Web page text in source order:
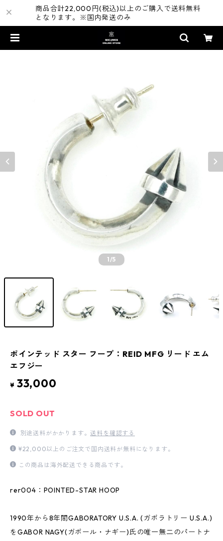
商品合計22,000円(税込)以上のご購入で送料無料
となります。※国内発送のみ
1/5
ポインテッド スター フープ：REID MFG リード エム
エフジー
¥ 33,000
SOLD OUT
別途送料がかかります。送料を確認する
¥22,000以上のご注文で国内送料が無料になります。
この商品は海外配送できる商品です。
rer004：POINTED-STAR HOOP
1990年から8年間GABORATORY U.S.A. (ガボラトリー U.S.A.)
をGABOR NAGY(ガボール・ナギー)氏の唯一無二のパートナ